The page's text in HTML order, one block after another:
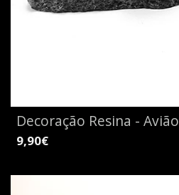
Decoração Resina - Avião
9,90€